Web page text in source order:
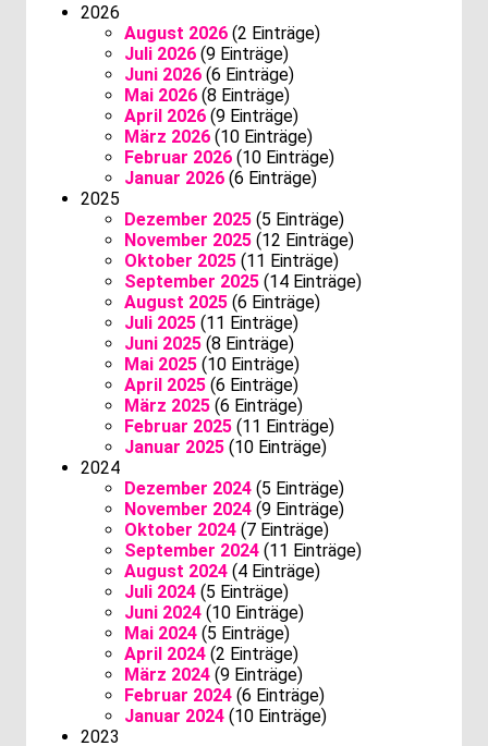
2026
August 2026 (2 Einträge)
Juli 2026 (9 Einträge)
Juni 2026 (6 Einträge)
Mai 2026 (8 Einträge)
April 2026 (9 Einträge)
März 2026 (10 Einträge)
Februar 2026 (10 Einträge)
Januar 2026 (6 Einträge)
2025
Dezember 2025 (5 Einträge)
November 2025 (12 Einträge)
Oktober 2025 (11 Einträge)
September 2025 (14 Einträge)
August 2025 (6 Einträge)
Juli 2025 (11 Einträge)
Juni 2025 (8 Einträge)
Mai 2025 (10 Einträge)
April 2025 (6 Einträge)
März 2025 (6 Einträge)
Februar 2025 (11 Einträge)
Januar 2025 (10 Einträge)
2024
Dezember 2024 (5 Einträge)
November 2024 (9 Einträge)
Oktober 2024 (7 Einträge)
September 2024 (11 Einträge)
August 2024 (4 Einträge)
Juli 2024 (5 Einträge)
Juni 2024 (10 Einträge)
Mai 2024 (5 Einträge)
April 2024 (2 Einträge)
März 2024 (9 Einträge)
Februar 2024 (6 Einträge)
Januar 2024 (10 Einträge)
2023